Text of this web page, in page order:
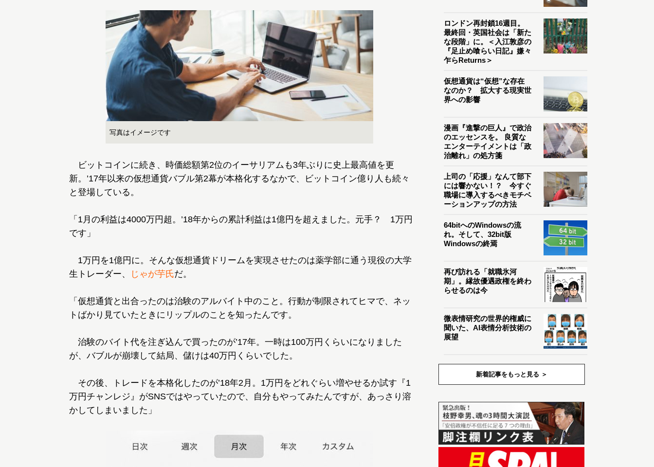
写真はイメージです
ビットコインに続き、時価総額第2位のイーサリアムも3年ぶりに史上最高値を更
新。’17年以来の仮想通貨バブル第2幕が本格化するなかで、ビットコイン億り人も続々
と登場している。
「1月の利益は4000万円超。’18年からの累計利益は1億円を超えました。元手？ 1万円
です」
1万円を1億円に。そんな仮想通貨ドリームを実現させたのは薬学部に通う現役の大学
生トレーダー、
じゃが芋氏だ。
「仮想通貨と出合ったのは治験のアルバイト中のこと。行動が制限されてヒマで、ネッ
トばかり見ていたときにリップルのことを知ったんです。
治験のバイト代を注ぎ込んで買ったのが’17年。一時は100万円くらいになりました
が、バブルが崩壊して結局、儲けは40万円くらいでした。
その後、トレードを本格化したのが’18年2月。1万円をどれぐらい増やせるか試す『1
万円チャンレジ』がSNSではやっていたので、自分もやってみたんですが、あっさり溶
かしてしまいました」
ロンドン再封鎖16週目。
最終回・英国社会は「新た
な段階」に。＜入江敦彦の
『足止め喰らい日記』嫌々
乍らReturns＞
仮想通貨は“仮想”な存在
なのか？ 拡大する現実世
界への影響
漫画『進撃の巨人』で政治
のエッセンスを。 良質な
エンターテイメントは「政
治離れ」の処方箋
上司の「応援」なんて部下
には響かない！？ 今すぐ
職場に導入するべきモチベ
ーションアップの方法
64bitへのWindowsの流
れ。そして、32bit版
Windowsの終焉
再び訪れる「就職氷河
期」。縁故優遇政権を終わ
らせるのは今
微表情研究の世界的権威に
聞いた、AI表情分析技術の
展望
新着記事をもっと見る